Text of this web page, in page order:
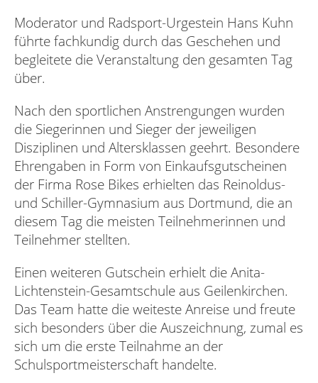
Moderator und Radsport-Urgestein Hans Kuhn
führte fachkundig durch das Geschehen und
begleitete die Veranstaltung den gesamten Tag
über.
Nach den sportlichen Anstrengungen wurden
die Siegerinnen und Sieger der jeweiligen
Disziplinen und Altersklassen geehrt. Besondere
Ehrengaben in Form von Einkaufsgutscheinen
der Firma Rose Bikes erhielten das Reinoldus-
und Schiller-Gymnasium aus Dortmund, die an
diesem Tag die meisten Teilnehmerinnen und
Teilnehmer stellten.
Einen weiteren Gutschein erhielt die Anita-
Lichtenstein-Gesamtschule aus Geilenkirchen.
Das Team hatte die weiteste Anreise und freute
sich besonders über die Auszeichnung, zumal es
sich um die erste Teilnahme an der
Schulsportmeisterschaft handelte.